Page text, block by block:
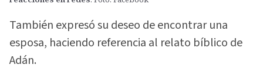
También expresó su deseo de encontrar una
esposa, haciendo referencia al relato bíblico de
Adán.